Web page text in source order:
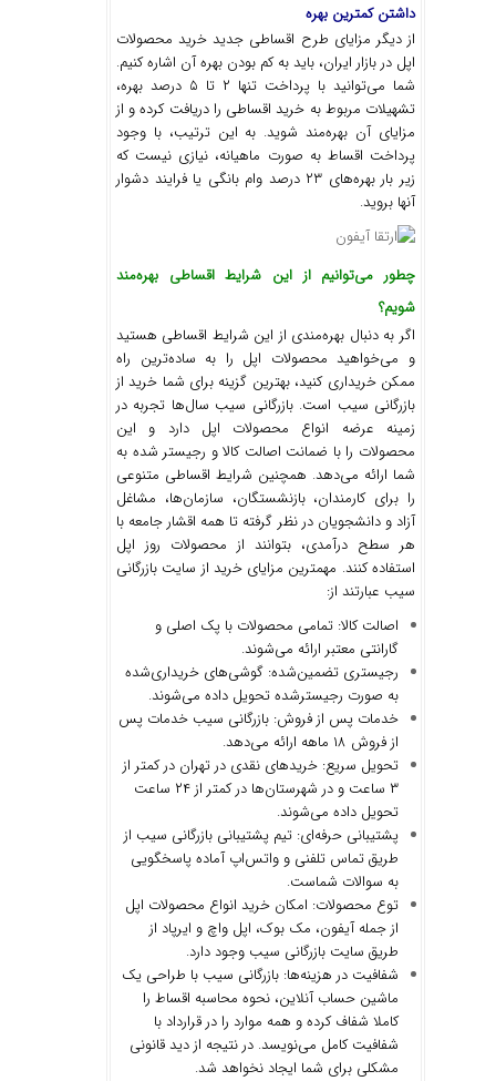
داشتن کمترین بهره
از دیگر مزایای طرح اقساطی جدید خرید محصولات
اپل در بازار ایران، باید به کم بودن بهره آن اشاره کنیم.
شما می‌توانید با پرداخت تنها ۲ تا ۵ درصد بهره،
تشهیلات مربوط به خرید اقساطی را دریافت کرده و از
مزایای آن بهره‌مند شوید. به این ترتیب، با وجود
پرداخت اقساط به صورت ماهیانه، نیازی نیست که
زیر بار بهره‌های ۲۳ درصد وام بانگی یا فرایند دشوار
آنها بروید.
چطور می‌توانیم از این شرایط اقساطی بهره‌مند
شویم؟
اگر به دنبال بهره‌مندی از این شرایط اقساطی هستید
و می‌خواهید محصولات اپل را به ساده‌ترین راه
ممکن خریداری کنید، بهترین گزینه برای شما خرید از
بازرگانی سیب است. بازرگانی سیب سال‌ها تجربه در
زمینه عرضه انواع محصولات اپل دارد و این
محصولات را با ضمانت اصالت کالا و رجیستر شده به
شما ارائه می‌دهد. همچنین شرایط اقساطی متنوعی
را برای کارمندان، بازنشستگان، سازمان‌ها، مشاغل
آزاد و دانشجویان در نظر گرفته تا همه اقشار جامعه با
هر سطح درآمدی، بتوانند از محصولات روز اپل
استفاده کنند. مهمترین مزایای خرید از سایت بازرگانی
سیب عبارتند از:
اصالت کالا: تمامی محصولات با پک اصلی و
گارانتی معتبر ارائه می‌شوند.
رجیستری تضمین‌شده: گوشی‌های خریداری‌شده
به صورت رجیسترشده تحویل داده می‌شوند.
خدمات پس از فروش: بازرگانی سیب خدمات پس
از فروش ۱۸ ماهه ارائه می‌دهد.
تحویل سریع: خریدهای نقدی در تهران در کمتر از
۳ ساعت و در شهرستان‌ها در کمتر از ۲۴ ساعت
تحویل داده می‌شوند.
پشتیبانی حرفه‌ای: تیم پشتیبانی بازرگانی سیب از
طریق تماس تلفنی و واتس‌اپ آماده پاسخگویی
به سوالات شماست.
توع محصولات: امکان خرید انواع محصولات اپل
از جمله آیفون، مک بوک، اپل واچ و ایرپاد از
طریق سایت بازرگانی سیب وجود دارد.
شفافیت در هزینه‌ها: بازرگانی سیب با طراحی یک
ماشین حساب آنلاین، نحوه محاسبه اقساط را
کاملا شفاف کرده و همه موارد را در قرارداد با
شفافیت کامل می‌نویسد. در نتیجه از دید قانونی
مشکلی برای شما ایجاد نخواهد شد.